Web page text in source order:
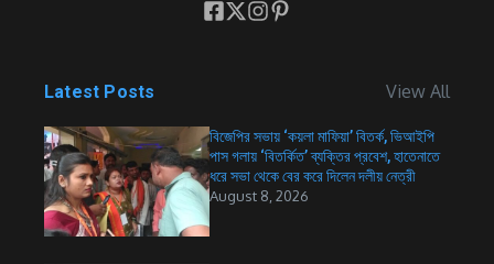
Latest Posts View All
বিজেপির সভায় ‘কয়লা মাফিয়া’ বিতর্ক, ভিআইপি
পাস গলায় ‘বিতর্কিত’ ব্যক্তির প্রবেশ, হাতেনাতে
ধরে সভা থেকে বের করে দিলেন দলীয় নেত্রী
August 8, 2026